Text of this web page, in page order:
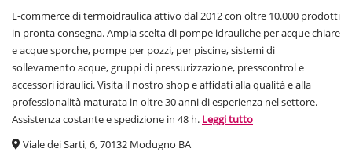
E-commerce di termoidraulica attivo dal 2012 con oltre 10.000 prodotti
in pronta consegna. Ampia scelta di pompe idrauliche per acque chiare
e acque sporche, pompe per pozzi, per piscine, sistemi di
sollevamento acque, gruppi di pressurizzazione, presscontrol e
accessori idraulici. Visita il nostro shop e affidati alla qualità e alla
professionalità maturata in oltre 30 anni di esperienza nel settore.
Assistenza costante e spedizione in 48 h. Leggi tutto
Viale dei Sarti, 6, 70132 Modugno BA